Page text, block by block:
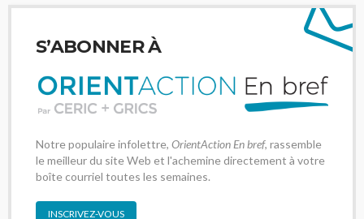
S’ABONNER À
Notre populaire infolettre, OrientAction En bref, rassemble
le meilleur du site Web et l'achemine directement à votre
boîte courriel toutes les semaines.
INSCRIVEZ-VOUS